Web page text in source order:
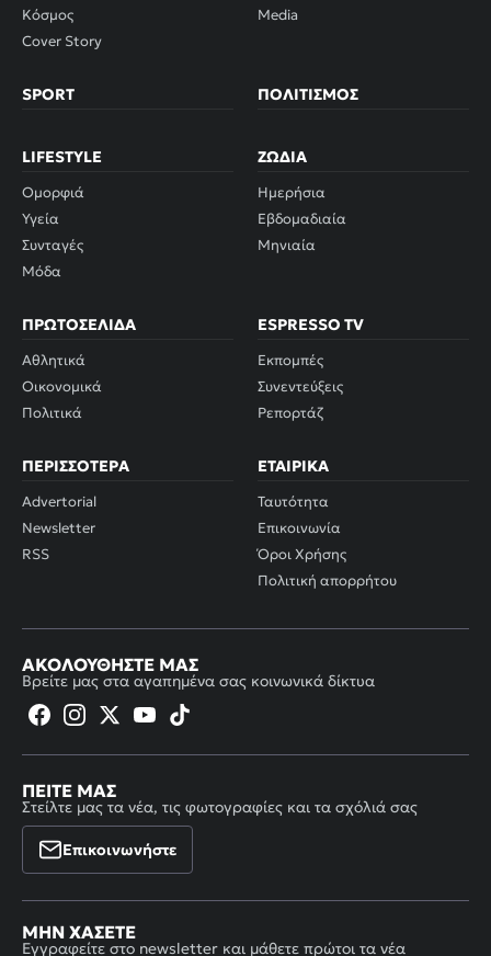
Κόσμος
Cover Story
Media
SPORT ΠΟΛΙΤΙΣΜΌΣ
LIFESTYLE
Ομορφιά
Υγεία
Συνταγές
Μόδα
ΖΏΔΙΑ
Ημερήσια
Εβδομαδιαία
Μηνιαία
ΠΡΩΤΟΣΈΛΙΔΑ
Αθλητικά
Οικονομικά
Πολιτικά
ESPRESSO TV
Εκπομπές
Συνεντεύξεις
Ρεπορτάζ
ΠΕΡΙΣΣΌΤΕΡΑ
Advertorial
Newsletter
RSS
ΕΤΑΙΡΙΚΆ
Ταυτότητα
Επικοινωνία
Όροι Χρήσης
Πολιτική απορρήτου
ΑΚΟΛΟΥΘΉΣΤΕ ΜΑΣ
Βρείτε μας στα αγαπημένα σας κοινωνικά δίκτυα
ΠΕΊΤΕ ΜΑΣ
Στείλτε μας τα νέα, τις φωτογραφίες και τα σχόλιά σας
Επικοινωνήστε
ΜΗΝ ΧΆΣΕΤΕ
Εγγραφείτε στο newsletter και μάθετε πρώτοι τα νέα